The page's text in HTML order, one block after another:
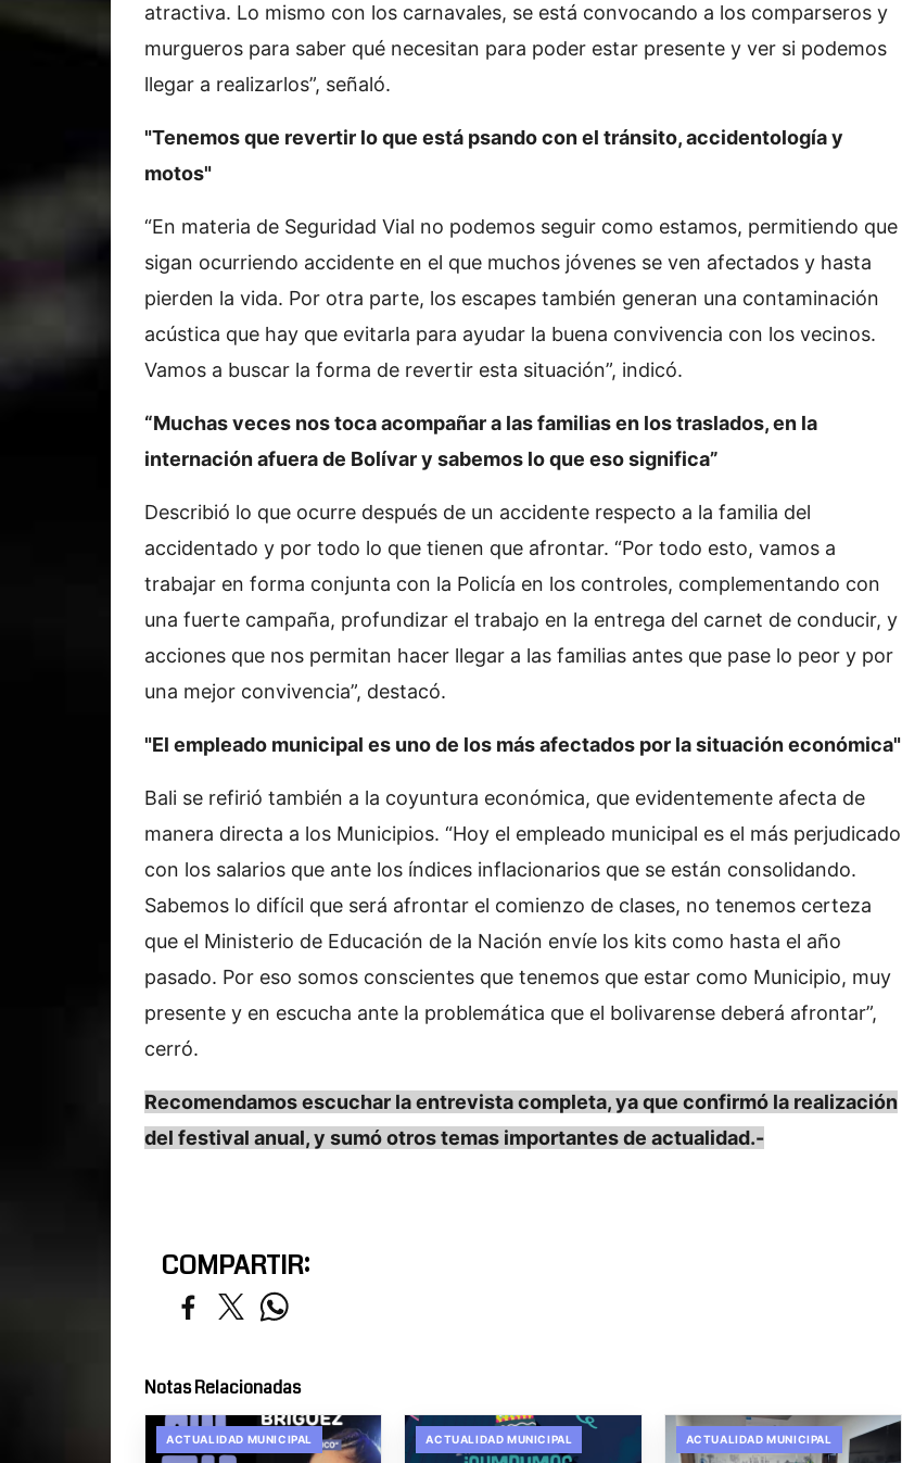
atractiva. Lo mismo con los carnavales, se está convocando a los comparseros y
murgueros para saber qué necesitan para poder estar presente y ver si podemos
llegar a realizarlos”, señaló.
"Tenemos que revertir lo que está psando con el tránsito, accidentología y
motos"
“En materia de Seguridad Vial no podemos seguir como estamos, permitiendo que
sigan ocurriendo accidente en el que muchos jóvenes se ven afectados y hasta
pierden la vida. Por otra parte, los escapes también generan una contaminación
acústica que hay que evitarla para ayudar la buena convivencia con los vecinos.
Vamos a buscar la forma de revertir esta situación”, indicó.
“Muchas veces nos toca acompañar a las familias en los traslados, en la
internación afuera de Bolívar y sabemos lo que eso significa”
Describió lo que ocurre después de un accidente respecto a la familia del
accidentado y por todo lo que tienen que afrontar. “Por todo esto, vamos a
trabajar en forma conjunta con la Policía en los controles, complementando con
una fuerte campaña, profundizar el trabajo en la entrega del carnet de conducir, y
acciones que nos permitan hacer llegar a las familias antes que pase lo peor y por
una mejor convivencia”, destacó.
"El empleado municipal es uno de los más afectados por la situación económica"
Bali se refirió también a la coyuntura económica, que evidentemente afecta de
manera directa a los Municipios. “Hoy el empleado municipal es el más perjudicado
con los salarios que ante los índices inflacionarios que se están consolidando.
Sabemos lo difícil que será afrontar el comienzo de clases, no tenemos certeza
que el Ministerio de Educación de la Nación envíe los kits como hasta el año
pasado. Por eso somos conscientes que tenemos que estar como Municipio, muy
presente y en escucha ante la problemática que el bolivarense deberá afrontar”,
cerró.
Recomendamos escuchar la entrevista completa, ya que confirmó la realización
del festival anual, y sumó otros temas importantes de actualidad.-
COMPARTIR:
Notas Relacionadas
ACTUALIDAD MUNICIPAL ACTUALIDAD MUNICIPAL ACTUALIDAD MUNICIPAL